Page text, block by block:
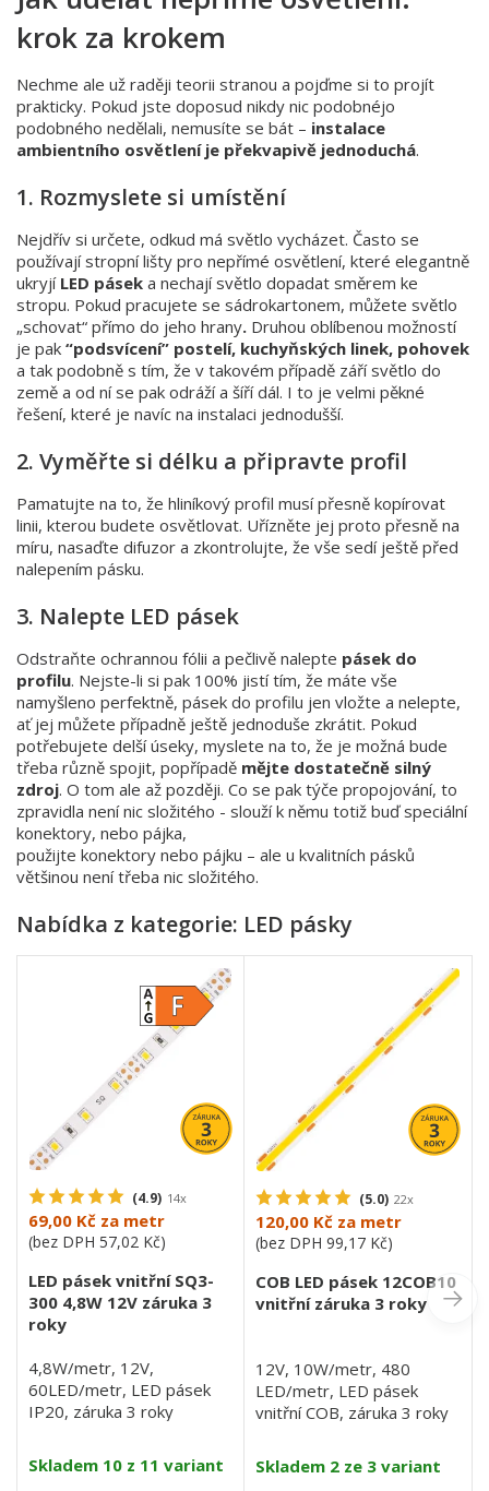
krok za krokem
Nechme ale už raději teorii stranou a pojďme si to projít
prakticky. Pokud jste doposud nikdy nic podobnéjo
podobného nedělali, nemusíte se bát – instalace
ambientního osvětlení je překvapivě jednoduchá.
1. Rozmyslete si umístění
Nejdřív si určete, odkud má světlo vycházet. Často se
používají stropní lišty pro nepřímé osvětlení, které elegantně
ukryjí LED pásek a nechají světlo dopadat směrem ke
stropu. Pokud pracujete se sádrokartonem, můžete světlo
„schovat“ přímo do jeho hrany. Druhou oblíbenou možností
je pak “podsvícení” postelí, kuchyňských linek, pohovek
a tak podobně s tím, že v takovém případě září světlo do
země a od ní se pak odráží a šíří dál. I to je velmi pěkné
řešení, které je navíc na instalaci jednodušší.
2. Vyměřte si délku a připravte profil
Pamatujte na to, že hliníkový profil musí přesně kopírovat
linii, kterou budete osvětlovat. Uřízněte jej proto přesně na
míru, nasaďte difuzor a zkontrolujte, že vše sedí ještě před
nalepením pásku.
3. Nalepte LED pásek
Odstraňte ochrannou fólii a pečlivě nalepte pásek do
profilu. Nejste-li si pak 100% jistí tím, že máte vše
namyšleno perfektně, pásek do profilu jen vložte a nelepte,
ať jej můžete případně ještě jednoduše zkrátit. Pokud
potřebujete delší úseky, myslete na to, že je možná bude
třeba různě spojit, popřípadě mějte dostatečně silný
zdroj. O tom ale až později. Co se pak týče propojování, to
zpravidla není nic složitého - slouží k němu totiž buď speciální
konektory, nebo pájka,
použijte konektory nebo pájku – ale u kvalitních pásků
většinou není třeba nic složitého.
Nabídka z kategorie: LED pásky
(4.9) 14x
69,00 Kč za metr
(bez DPH 57,02 Kč)
LED pásek vnitřní SQ3-
300 4,8W 12V záruka 3
roky
4,8W/metr, 12V,
60LED/metr, LED pásek
IP20, záruka 3 roky
Skladem 10 z 11 variant
(5.0) 22x
120,00 Kč za metr
(bez DPH 99,17 Kč)
COB LED pásek 12COB10
vnitřní záruka 3 roky
12V, 10W/metr, 480
LED/metr, LED pásek
vnitřní COB, záruka 3 roky
Skladem 2 ze 3 variant